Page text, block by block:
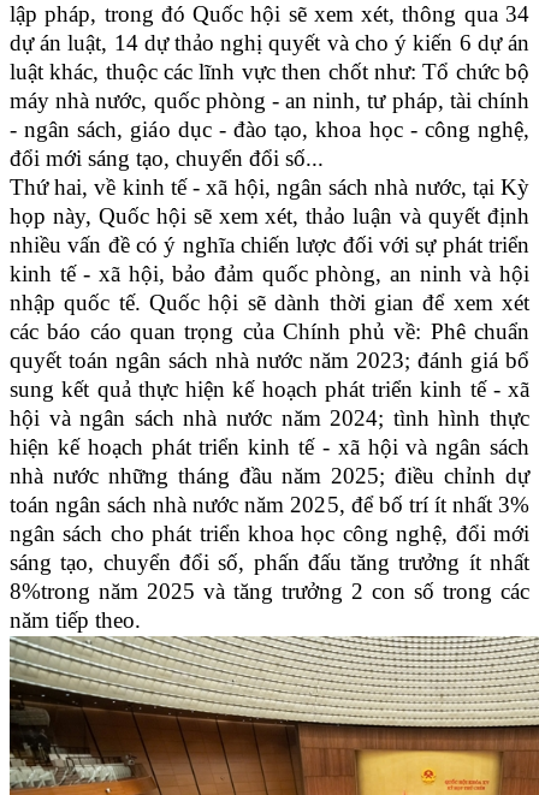
lập pháp, trong đó Quốc hội sẽ xem xét, thông qua 34
dự án luật, 14 dự thảo nghị quyết và cho ý kiến 6 dự án
luật khác, thuộc các lĩnh vực then chốt như: Tổ chức bộ
máy nhà nước, quốc phòng - an ninh, tư pháp, tài chính
- ngân sách, giáo dục - đào tạo, khoa học - công nghệ,
đổi mới sáng tạo, chuyển đổi số...
Thứ hai, về kinh tế - xã hội, ngân sách nhà nước, tại Kỳ
họp này, Quốc hội sẽ xem xét, thảo luận và quyết định
nhiều vấn đề có ý nghĩa chiến lược đối với sự phát triển
kinh tế - xã hội, bảo đảm quốc phòng, an ninh và hội
nhập quốc tế. Quốc hội sẽ dành thời gian để xem xét
các báo cáo quan trọng của Chính phủ về: Phê chuẩn
quyết toán ngân sách nhà nước năm 2023; đánh giá bổ
sung kết quả thực hiện kế hoạch phát triển kinh tế - xã
hội và ngân sách nhà nước năm 2024; tình hình thực
hiện kế hoạch phát triển kinh tế - xã hội và ngân sách
nhà nước những tháng đầu năm 2025; điều chỉnh dự
toán ngân sách nhà nước năm 2025, để bố trí ít nhất 3%
ngân sách cho phát triển khoa học công nghệ, đổi mới
sáng tạo, chuyển đổi số, phấn đấu tăng trưởng ít nhất
8%trong năm 2025 và tăng trưởng 2 con số trong các
năm tiếp theo.